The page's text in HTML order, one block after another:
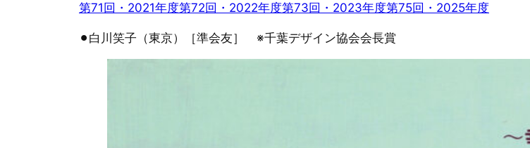
第71回・2021年度第72回・2022年度第73回・2023年度第75回・2025年度
⚫︎白川笑子（東京）［準会友］ ※千葉デザイン協会会長賞